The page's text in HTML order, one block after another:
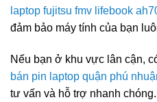
laptop fujitsu fmv lifebook
đảm bảo máy tính của bạn
Nếu bạn ở khu vực lân cận,
bán pin laptop quận phú
tư vấn và hỗ trợ nhanh chóng.